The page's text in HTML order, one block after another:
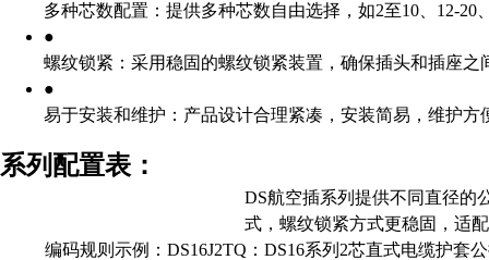
多种芯数配置：提供多种芯数自由选择，如2至10、12-
●
螺纹锁紧：采用稳固的螺纹锁紧装置，确保插头和插座
●
易于安装和维护：产品设计合理紧凑，安装简易，维护方
系列配置表：
DS航空插系列提供不同直径的
式，螺纹锁紧方式更稳固，适
编码规则示例：DS16J2TQ：DS16系列2芯直式电缆护套